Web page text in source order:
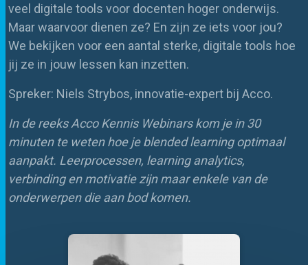
veel digitale tools voor docenten hoger onderwijs.
Maar waarvoor dienen ze? En zijn ze iets voor jou?
We bekijken voor een aantal sterke, digitale tools hoe
jij ze in jouw lessen kan inzetten.
Spreker: Niels Strybos, innovatie-expert bij Acco.
In de reeks Acco Kennis Webinars kom je in 30
minuten te weten hoe je blended learning optimaal
aanpakt. Leerprocessen, learning analytics,
verbinding en motivatie zijn maar enkele van de
onderwerpen die aan bod komen.